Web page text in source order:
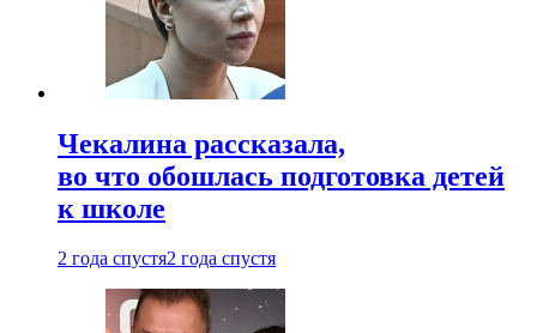
Чекалина рассказала,
во что обошлась подготовка детей
к школе
2 года спустя2 года спустя